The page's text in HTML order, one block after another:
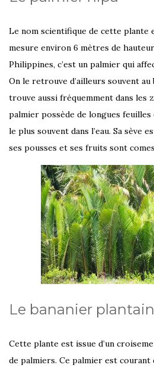
Le nom scientifique de cette plante
mesure environ 6 mètres de
Philippines, c’est un palmier qui
On le retrouve d’ailleurs souvent
trouve aussi fréquemment dans les
palmier possède de longues
le plus souvent dans l’eau. Sa sève
ses pousses et ses fruits sont
Le bananier plantain
Cette plante est issue d’un
de palmiers. Ce palmier est courant